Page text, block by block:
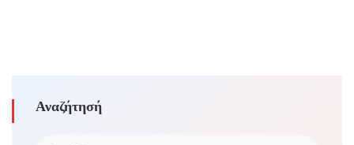
Αναζήτησή